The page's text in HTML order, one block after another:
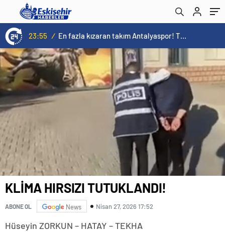
23:55 / En fazla kızaran takım Antalyaspor! Tam 5 futbolcu….
KLİMA HIRSIZI TUTUKLANDI!
ABONE OL News Nisan 27, 2026 17:52
Hüseyin ZORKUN – HATAY – TEKHA